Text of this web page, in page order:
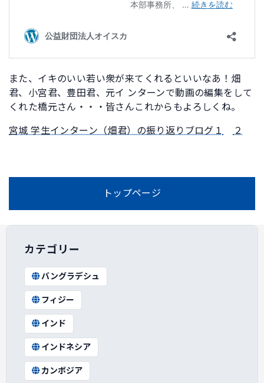
また、イキのいい若い衆が来てくれるといいなあ！畑
君、小宮君、豊田君、元イ ンターンで動画の編集をして
くれた橋元さん・・・皆さんこれからもよろしくね。
宮城 学生インターン（畑君）の振り返りブログ１ ２
トップページ
カテゴリー
バングラデシュ
フィジー
インド
インドネシア
カンボジア